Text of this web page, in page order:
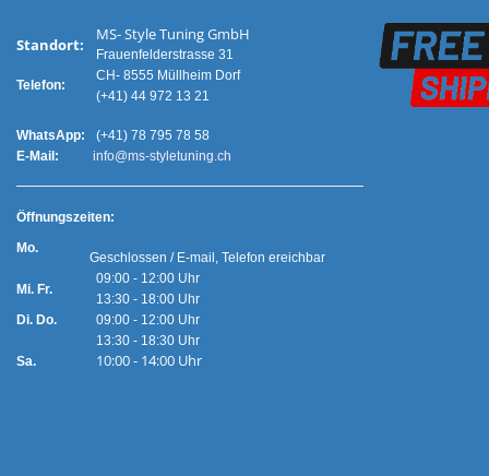
Standort:
Telefon:
MS- Style Tuning GmbH
Frauenfelderstrasse 31
CH- 8555 Müllheim Dorf
(+41) 44 972 13 21
WhatsApp:
(+41) 78 795 78 58
E-Mail:
info@ms-styletuning.ch
Öffnungszeiten:
Mo.
Mi. Fr.
Geschlossen / E-mail, Telefon ereichbar
09:00 - 12:00 Uhr
13:30 - 18:00 Uhr
Di. Do.
Sa.
09:00 - 12:00 Uhr
13:30 - 18:30 Uhr
10:00 - 14:00 Uhr